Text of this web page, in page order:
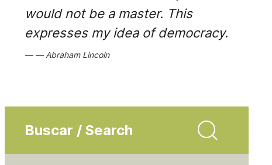
would not be a master. This
expresses my idea of democracy.
Abraham Lincoln
Buscar / Search